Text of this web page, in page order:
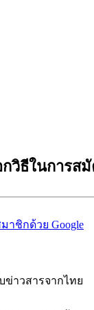
กวิธีในการส
าชิกด้วย Google
ข่าวสารจากไทย